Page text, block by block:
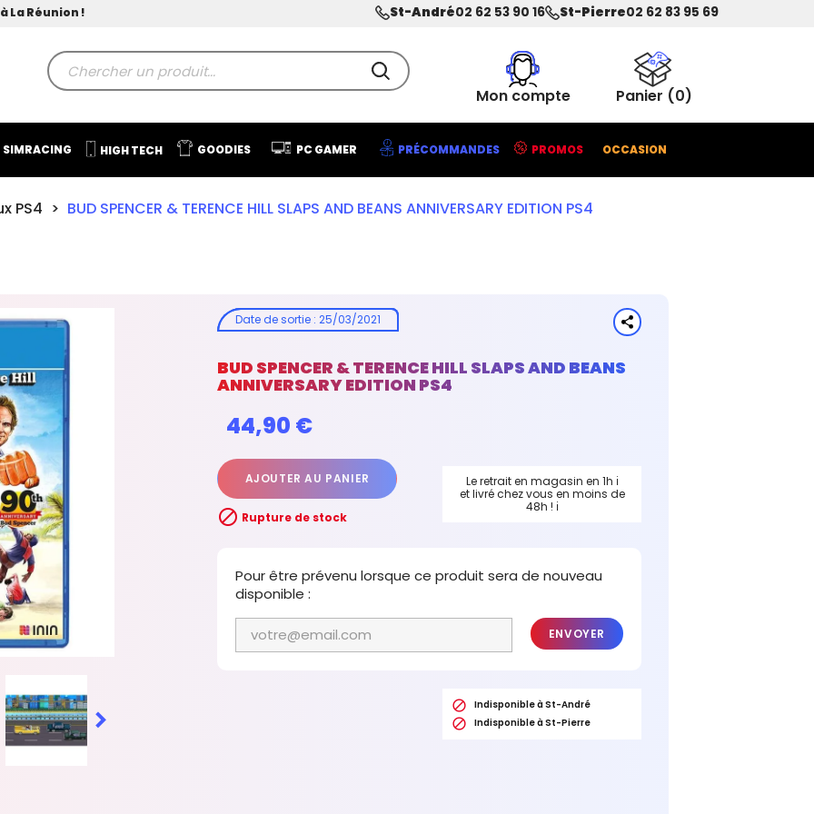
La Réunion ! St-André02 62 53 90 16 St-Pierre02 62 83 95 69
Mon compte Panier (0)
SIMRACING HIGH TECH GOODIES PC GAMER PRÉCOMMANDES PROMOS OCCASION
PS4 BUD SPENCER & TERENCE HILL SLAPS AND BEANS ANNIVERSARY EDITION PS4

Date de sortie: 25/03/2021
BUD SPENCER & TERENCE HILL SLAPS AND BEANS
ANNIVERSARY EDITION PS4
44,90 €
AJOUTER AU PANIER
 Rupture de stock
Le retrait en magasin en 1h ℹ
et livré chez vous en moins de
48h ! ℹ
Pour être prévenu lorsque ce produit sera de nouveau
disponible :
ENVOYER
 Indisponible à St-André
 Indisponible à St-Pierre